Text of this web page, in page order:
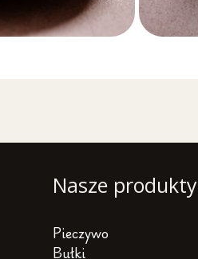
Nasze produkty
Pieczywo
Bułki